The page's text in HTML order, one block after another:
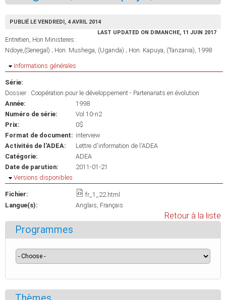
PUBLIÉ LE VENDREDI, 4 AVRIL 2014
LAST UPDATED ON DIMANCHE, 11 JUIN 2017
Entretien, Hon Ministeres :
Ndoye,(Senegal) ; Hon. Mushega, (Uganda) ; Hon. Kapuya, (Tanzania), 1998
Masquer
Informations générales
Série:
Dossier : Coopération pour le développement - Partenariats en évolution
Année:
1998
Numéro de série:
Vol 10-n2
Prix:
0$
Format de document: interview
Activités de l'ADEA:
Lettre d'information de l'ADEA
Catégorie:
ADEA
Date de parution:
2011-01-21
Masquer
Versions disponibles
Fichier:
fr_1_22.html
Langue(s):
Anglais Français
Retour à la liste
Programmes